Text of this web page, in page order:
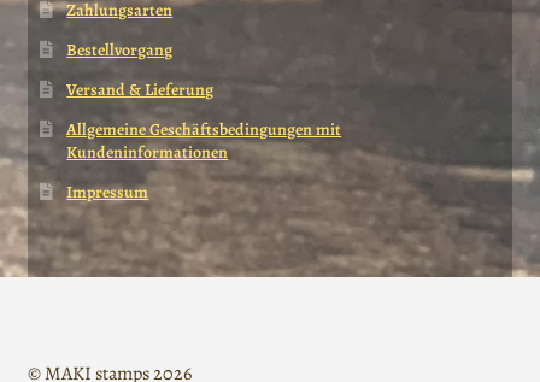
Zahlungsarten
Bestellvorgang
Versand & Lieferung
Allgemeine Geschäftsbedingungen mit
Kundeninformationen
Impressum
© MAKI stamps 2026